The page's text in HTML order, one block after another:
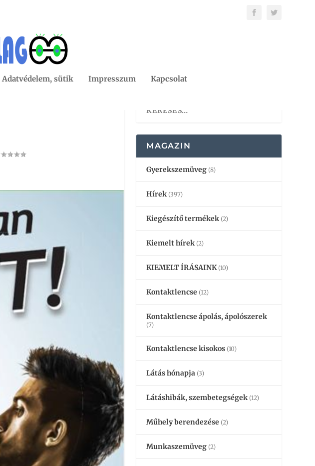
Adatvédelem, sütik Impresszum Kapcsolat
MAGAZIN
Gyerekszemüveg (8)
Hírek (397)
Kiegészítő termékek (2)
Kiemelt hírek (2)
KIEMELT ÍRÁSAINK(10)
Kontaktlencse (12)
Kontaktlencse ápolás, ápolószerek
(7)
Kontaktlencse kisokos (10)
Látás hónapja (3)
Látáshibák, szembetegségek (12)
Műhely berendezése (2)
Munkaszemüveg (2)